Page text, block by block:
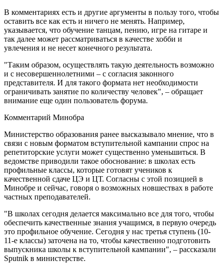
В комментариях есть и другие аргументы в пользу того, чтобы
оставить все как есть и ничего не менять. Например,
указывается, что обучение танцам, пению, игре на гитаре и
так далее может рассматриваться в качестве хобби и
увлечения и не несет конечного результата.
"Таким образом, осуществлять такую деятельность возможно
и с несовершеннолетними – с согласия законного
представителя. И для такого формата нет необходимости
ограничивать занятие по количеству человек", – обращает
внимание еще один пользователь форума.
Комментарий Минобра
Министерство образования ранее высказывало мнение, что в
связи с новым форматом вступительной кампании спрос на
репетиторские услуги может существенно уменьшиться. В
ведомстве приводили такое обоснование: в школах есть
профильные классы, которые готовят учеников к
качественной сдаче ЦЭ и ЦТ. Согласны с этой позицией в
Минобре и сейчас, говоря о возможных новшествах в работе
частных преподавателей.
"В школах сегодня делается максимально все для того, чтобы
обеспечить качественные знания учащимся, в первую очередь
это профильное обучение. Сегодня у нас третья ступень (10-
11-е классы) заточена на то, чтобы качественно подготовить
выпускника школы к вступительной кампании", – рассказали
Sputnik в министерстве.